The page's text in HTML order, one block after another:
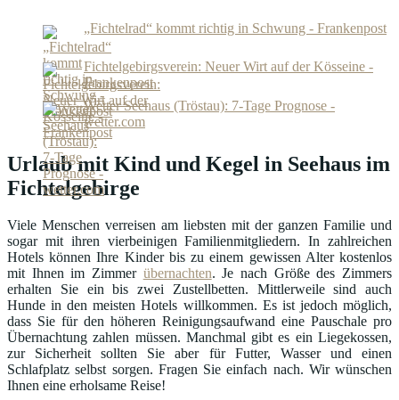
„Fichtelrad“ kommt richtig in Schwung - Frankenpost
Fichtelgebirgsverein: Neuer Wirt auf der Kösseine -
Frankenpost
Wetter Seehaus (Tröstau): 7-Tage Prognose -
wetter.com
Urlaub mit Kind und Kegel in Seehaus im
Fichtelgebirge
Viele Menschen verreisen am liebsten mit der ganzen Familie und
sogar mit ihren vierbeinigen Familienmitgliedern. In zahlreichen
Hotels können Ihre Kinder bis zu einem gewissen Alter kostenlos
mit Ihnen im Zimmer übernachten. Je nach Größe des Zimmers
erhalten Sie ein bis zwei Zustellbetten. Mittlerweile sind auch
Hunde in den meisten Hotels willkommen. Es ist jedoch möglich,
dass Sie für den höheren Reinigungsaufwand eine Pauschale pro
Übernachtung zahlen müssen. Manchmal gibt es ein Liegekossen,
zur Sicherheit sollten Sie aber für Futter, Wasser und einen
Schlafplatz selbst sorgen. Fragen Sie einfach nach. Wir wünschen
Ihnen eine erholsame Reise!